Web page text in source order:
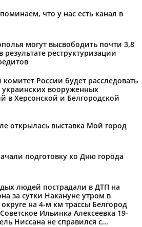
что у нас есть канал в
могут высвободить почти 3,8
реструктуризации
России будет расследовать
украинских вооруженных
в Херсонской и Белгородской
открылась выставка Мой город
подготовку ко Дню города
людей пострадали в ДТП на
за сутки Накануне утром в
на 4-м км трассы Белгород
Ильинка Алексеевка 19-
Ниссана не справился с...